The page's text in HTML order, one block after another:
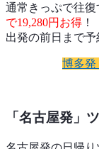
通常きっぷで往復
で19,280円お得 ！
出発の前日まで予
博多発
「名古屋発」